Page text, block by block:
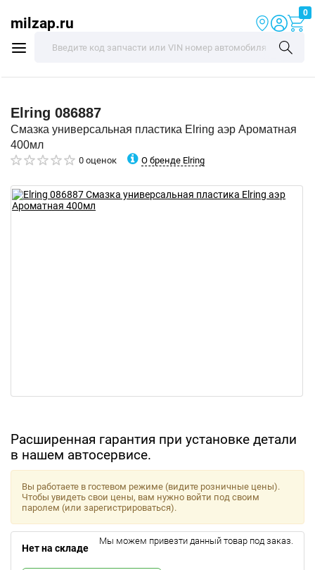
milzap.ru
0
Elring 086887
Смазка универсальная пластика Elring аэр Ароматная
400мл
0 оценок О бренде Elring
Расширенная гарантия при установке детали
в нашем автосервисе.
Вы работаете в гостевом режиме (видите розничные цены).
Чтобы увидеть свои цены, вам нужно войти под своим
паролем (или зарегистрироваться).
Нет на складе
Мы можем привезти данный товар под заказ.